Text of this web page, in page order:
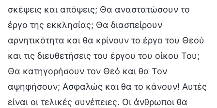
σκέψεις και απόψεις; Θα αναστατώσουν το
έργο της εκκλησίας; Θα διασπείρουν
αρνητικότητα και θα κρίνουν το έργο του Θεού
και τις διευθετήσεις του έργου του οίκου Του;
Θα κατηγορήσουν τον Θεό και θα Τον
αψηφήσουν; Ασφαλώς και θα το κάνουν! Αυτές
είναι οι τελικές συνέπειες. Οι άνθρωποι θα